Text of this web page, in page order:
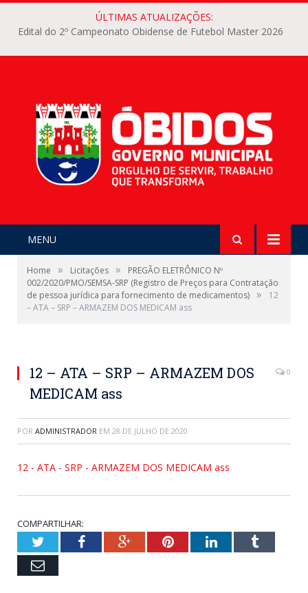
ÚLTIMAS ATUALIZAÇÕES:
Edital do 2º Campeonato Obidense de Futebol Master 2026
MENU
Home » Licitações »
PREGÃO ELETRÔNICO Nº
002/2020/PMO/SEMSA-SRP (Registro de Preços para Contratação
de pessoa jurídica para fornecimento de medicamentos) »
12
– ATA – SRP – ARMAZEM DOS MEDICAM ass
12 – ATA – SRP – ARMAZEM DOS
MEDICAM ass
0
POR ADMINISTRADOR EM 28 DE JULHO DE 2020
12 - ATA - SRP - ARMAZEM DOS MEDICAM ass
COMPARTILHAR:
TwitterFacebookGoogle+PinterestLinkedInTumblr
Email